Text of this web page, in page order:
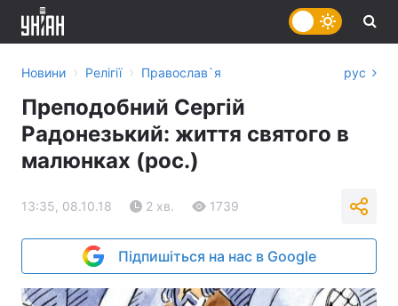
Новини › Релігії › Православ`я рус
Преподобний Сергій
Радонезький: життя святого в
малюнках (рос.)
13:35, 08.10.18 2 хв. 1739
Підпишіться на нас в Google